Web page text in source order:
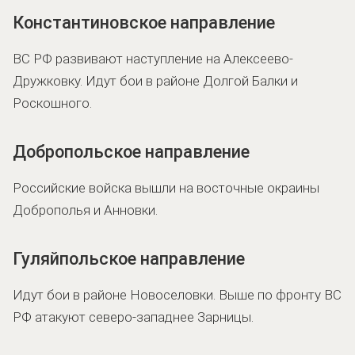
Константиновское направление
ВС РФ развивают наступление на Алексеево-
Дружковку. Идут бои в районе Долгой Балки и
Роскошного.
Добропольское направление
Российские войска вышли на восточные окраины
Доброполья и Анновки.
Гуляйпольское направление
Идут бои в районе Новоселовки. Выше по фронту ВС
РФ атакуют северо-западнее Зарницы.